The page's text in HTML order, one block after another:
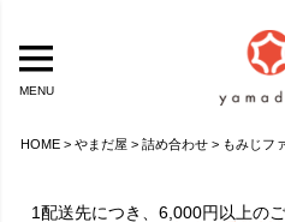
MENU
HOME やまだ屋 詰め合わせ もみじフ
1配送先につき、6,000円以上の